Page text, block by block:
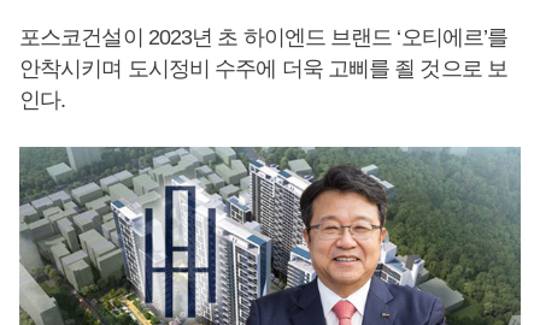
포스코건설이 2023년 초 하이엔드 브랜드 ‘오티에르’를
안착시키며 도시정비 수주에 더욱 고삐를 죌 것으로 보
인다.